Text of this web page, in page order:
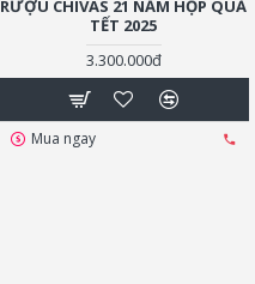
RƯỢU CHIVAS 21 NĂM HỘP QUÀ
TẾT 2025
3.300.000đ
Mua ngay